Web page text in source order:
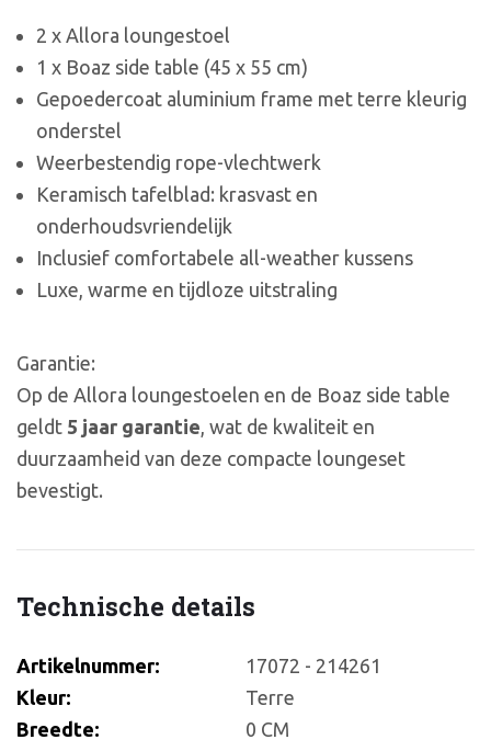
2 x Allora loungestoel
1 x Boaz side table (45 x 55 cm)
Gepoedercoat aluminium frame met terre kleurig
onderstel
Weerbestendig rope-vlechtwerk
Keramisch tafelblad: krasvast en
onderhoudsvriendelijk
Inclusief comfortabele all-weather kussens
Luxe, warme en tijdloze uitstraling
Garantie:
Op de Allora loungestoelen en de Boaz side table
geldt 5 jaar garantie, wat de kwaliteit en
duurzaamheid van deze compacte loungeset
bevestigt.
Technische details
Artikelnummer:
17072 - 214261
Kleur:
Terre
Breedte:
0 CM